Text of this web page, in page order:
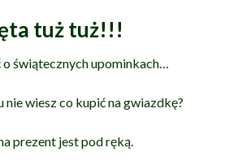
tuż tuż!!!
o świątecznych upominkach…
nie wiesz co kupić na gwiazdkę?
prezent jest pod ręką.